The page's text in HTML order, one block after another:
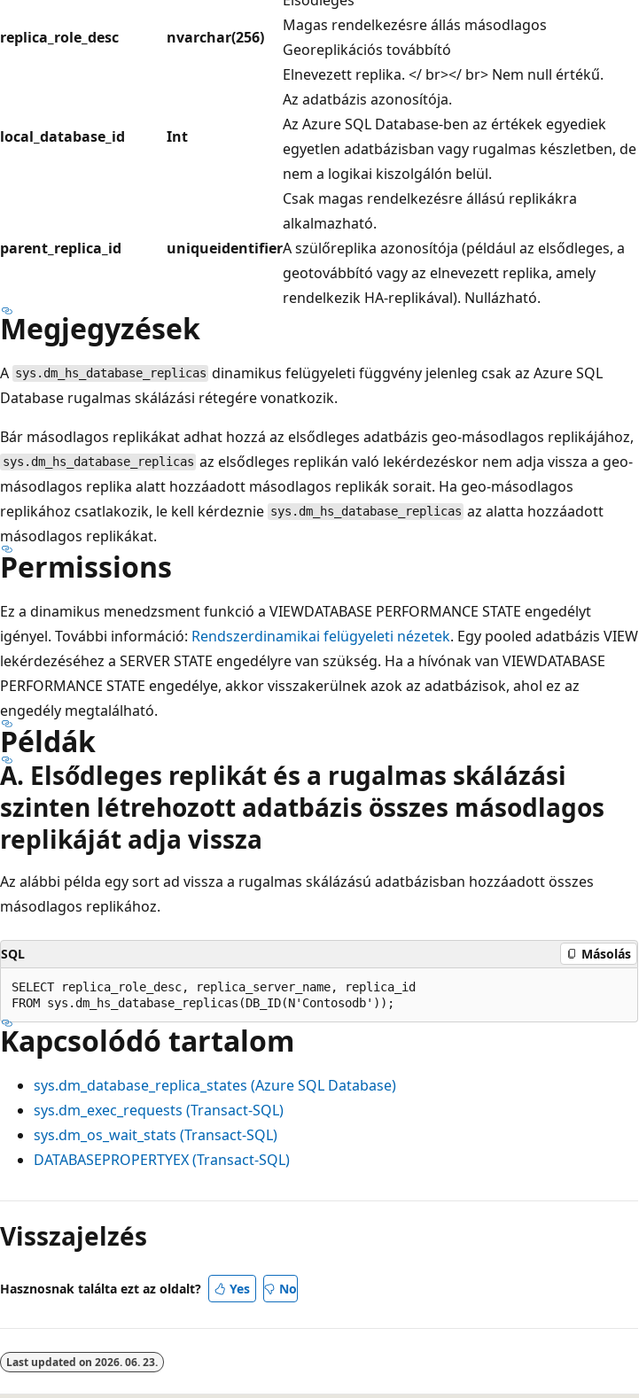
replica_role_desc nvarchar(256)
Magas rendelkezésre állás másodlagos
Georeplikációs továbbító
Elnevezett replika. </ br></ br> Nem null értékű.
local_database_id Int
Az adatbázis azonosítója.
Az Azure SQL Database-ben az értékek egyediek
egyetlen adatbázisban vagy rugalmas készletben, de
nem a logikai kiszolgálón belül.
parent_replica_id uniqueidentifier
Csak magas rendelkezésre állású replikákra
alkalmazható.
A szülőreplika azonosítója (például az elsődleges, a
geotovábbító vagy az elnevezett replika, amely
rendelkezik HA-replikával). Nullázható.
Megjegyzések
A sys.dm_hs_database_replicas dinamikus felügyeleti függvény jelenleg csak az Azure SQL
Database rugalmas skálázási rétegére vonatkozik.
Bár másodlagos replikákat adhat hozzá az elsődleges adatbázis geo-másodlagos replikájához,
sys.dm_hs_database_replicas az elsődleges replikán való lekérdezéskor nem adja vissza a geo-
másodlagos replika alatt hozzáadott másodlagos replikák sorait. Ha geo-másodlagos
replikához csatlakozik, le kell kérdeznie sys.dm_hs_database_replicas az alatta hozzáadott
másodlagos replikákat.
Permissions
Ez a dinamikus menedzsment funkció a VIEWDATABASE PERFORMANCE STATE engedélyt
igényel. További információ: Rendszerdinamikai felügyeleti nézetek. Egy pooled adatbázis VIEW
lekérdezéséhez a SERVER STATE engedélyre van szükség. Ha a hívónak van VIEWDATABASE
PERFORMANCE STATE engedélye, akkor visszakerülnek azok az adatbázisok, ahol ez az
engedély megtalálható.
Példák
A. Elsődleges replikát és a rugalmas skálázási
szinten létrehozott adatbázis összes másodlagos
replikáját adja vissza
Az alábbi példa egy sort ad vissza a rugalmas skálázású adatbázisban hozzáadott összes
másodlagos replikához.
SQL Másolás
SELECT replica_role_desc, replica_server_name, replica_id
Kapcsolódó tartalom
sys.dm_database_replica_states (Azure SQL Database)
sys.dm_exec_requests (Transact-SQL)
sys.dm_os_wait_stats (Transact-SQL)
DATABASEPROPERTYEX (Transact-SQL)
Visszajelzés
Hasznosnak találta ezt az oldalt? Yes No
Last updated on 2026. 06. 23.